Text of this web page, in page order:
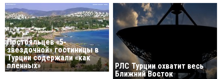
Постояльцев «5-
звездочной» гостиницы в
Турции содержали «как
пленных»
РЛС Турции охватит весь
Ближний Восток